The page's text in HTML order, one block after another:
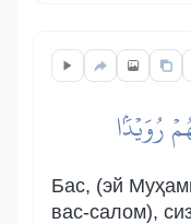
رُوَيۡدَۢا
Бас, (эй
вас-салом),